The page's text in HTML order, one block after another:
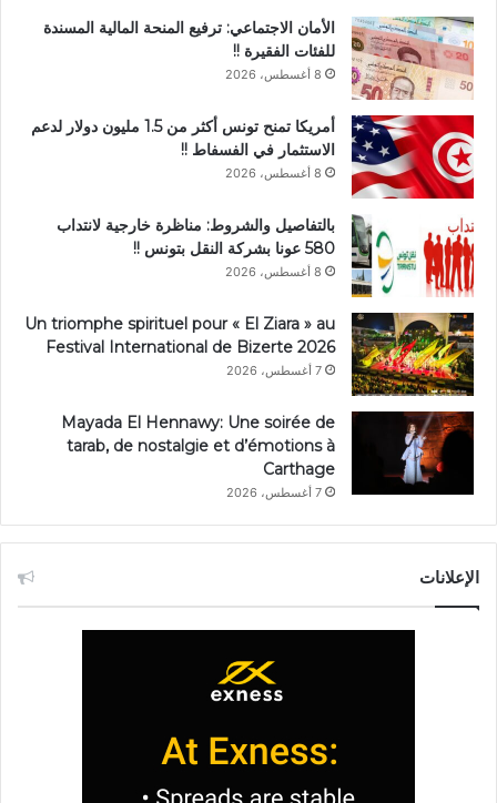
الأمان الاجتماعي: ترفيع المنحة المالية المسندة
للفئات الفقيرة !!
8 أغسطس، 2026
أمريكا تمنح تونس أكثر من 1.5 مليون دولار لدعم
الاستثمار في الفسفاط !!
8 أغسطس، 2026
بالتفاصيل والشروط: مناظرة خارجية لانتداب
580 عونا بشركة النقل بتونس !!
8 أغسطس، 2026
Un triomphe spirituel pour « El Ziara » au
Festival International de Bizerte 2026
7 أغسطس، 2026
Mayada El Hennawy: Une soirée de
tarab, de nostalgie et d’émotions à
Carthage
7 أغسطس، 2026
الإعلانات